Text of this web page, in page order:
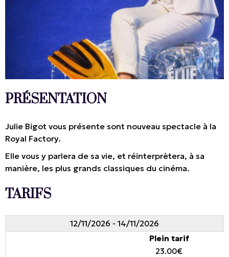
PRÉSENTATION
Julie Bigot vous présente sont nouveau spectacle à la
Royal Factory.
Elle vous y parlera de sa vie, et réinterprètera, à sa
manière, les plus grands classiques du cinéma.
TARIFS
12/11/2026 - 14/11/2026
Plein tarif
23.00€